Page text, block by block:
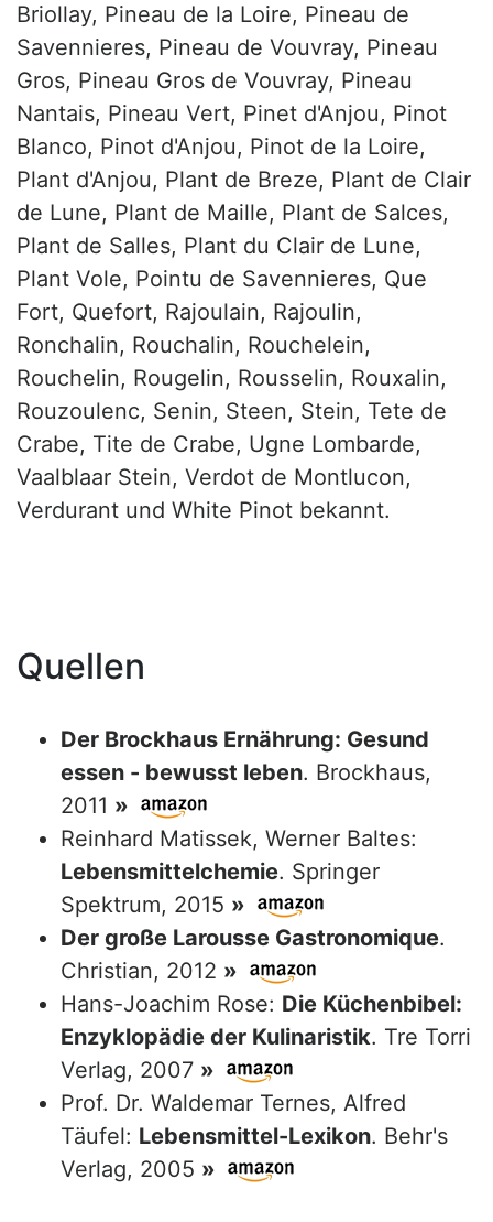
Briollay, Pineau de la Loire, Pineau de
Savennieres, Pineau de Vouvray, Pineau
Gros, Pineau Gros de Vouvray, Pineau
Nantais, Pineau Vert, Pinet d'Anjou, Pinot
Blanco, Pinot d'Anjou, Pinot de la Loire,
Plant d'Anjou, Plant de Breze, Plant de Clair
de Lune, Plant de Maille, Plant de Salces,
Plant de Salles, Plant du Clair de Lune,
Plant Vole, Pointu de Savennieres, Que
Fort, Quefort, Rajoulain, Rajoulin,
Ronchalin, Rouchalin, Rouchelein,
Rouchelin, Rougelin, Rousselin, Rouxalin,
Rouzoulenc, Senin, Steen, Stein, Tete de
Crabe, Tite de Crabe, Ugne Lombarde,
Vaalblaar Stein, Verdot de Montlucon,
Verdurant und White Pinot bekannt.
Quellen
Der Brockhaus Ernährung: Gesund
essen - bewusst leben. Brockhaus,
2011 »
Reinhard Matissek, Werner Baltes:
Lebensmittelchemie. Springer
Spektrum, 2015 »
Der große Larousse Gastronomique.
Christian, 2012 »
Hans-Joachim Rose: Die Küchenbibel:
Enzyklopädie der Kulinaristik. Tre Torri
Verlag, 2007 »
Prof. Dr. Waldemar Ternes, Alfred
Täufel: Lebensmittel-Lexikon. Behr's
Verlag, 2005 »